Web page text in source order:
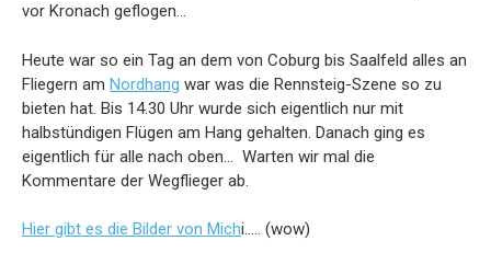
vor Kronach geflogen…
Heute war so ein Tag an dem von Coburg bis Saalfeld alles an
Fliegern am Nordhang war was die Rennsteig-Szene so zu
bieten hat. Bis 14.30 Uhr wurde sich eigentlich nur mit
halbstündigen Flügen am Hang gehalten. Danach ging es
eigentlich für alle nach oben… Warten wir mal die
Kommentare der Wegflieger ab.
Hier gibt es die Bilder von Michi….. (wow)